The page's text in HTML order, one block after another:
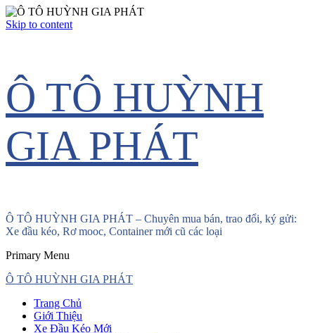
Skip to content
Ô TÔ HUỲNH
GIA PHÁT
Ô TÔ HUỲNH GIA PHÁT – Chuyên mua bán, trao đổi, ký gửi:
Xe đầu kéo, Rơ mooc, Container mới cũ các loại
Primary Menu
Ô TÔ HUỲNH GIA PHÁT
Trang Chủ
Giới Thiệu
Xe Đầu Kéo Mới